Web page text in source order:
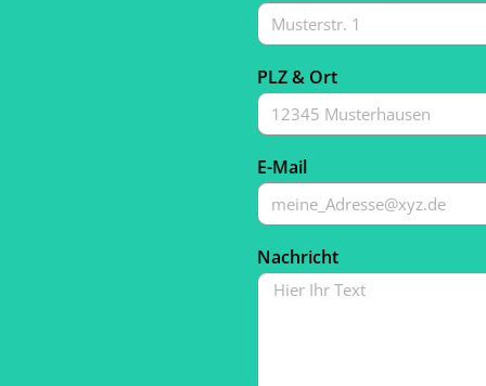
PLZ & Ort
E-Mail
Nachricht